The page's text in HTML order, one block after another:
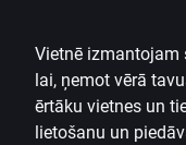
Vietnē izmantojam
lai, ņemot vērā
ērtāku vietnes un
lietošanu un